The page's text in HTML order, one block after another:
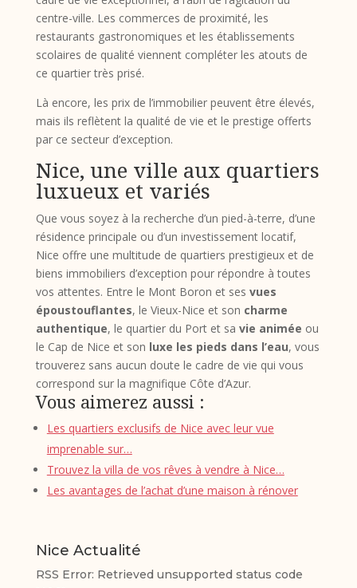
centre-ville. Les commerces de proximité, les
restaurants gastronomiques et les établissements
scolaires de qualité viennent compléter les atouts de
ce quartier très prisé.
Là encore, les prix de l’immobilier peuvent être élevés,
mais ils reflètent la qualité de vie et le prestige offerts
par ce secteur d’exception.
Nice, une ville aux quartiers
luxueux et variés
Que vous soyez à la recherche d’un pied-à-terre, d’une
résidence principale ou d’un investissement locatif,
Nice offre une multitude de quartiers prestigieux et de
biens immobiliers d’exception pour répondre à toutes
vos attentes. Entre le Mont Boron et ses vues
époustouflantes, le Vieux-Nice et son charme
authentique, le quartier du Port et sa vie animée ou
le Cap de Nice et son luxe les pieds dans l’eau, vous
trouverez sans aucun doute le cadre de vie qui vous
correspond sur la magnifique Côte d’Azur.
Vous aimerez aussi :
Les quartiers exclusifs de Nice avec leur vue
imprenable sur…
Trouvez la villa de vos rêves à vendre à Nice…
Les avantages de l’achat d’une maison à rénover
Nice Actualité
RSS Error: Retrieved unsupported status code